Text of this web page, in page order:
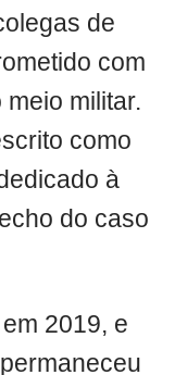
de
com
militar.
como
à
do caso
2019, e